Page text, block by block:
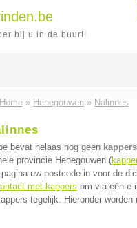
bij u in de buurt!
Home » Henegouwen » Nalinnes
bevat helaas nog geen
provincie Henegouwen (
pagina uw postcode in voor de
met kappers om via één
tegelijk. Hieronder